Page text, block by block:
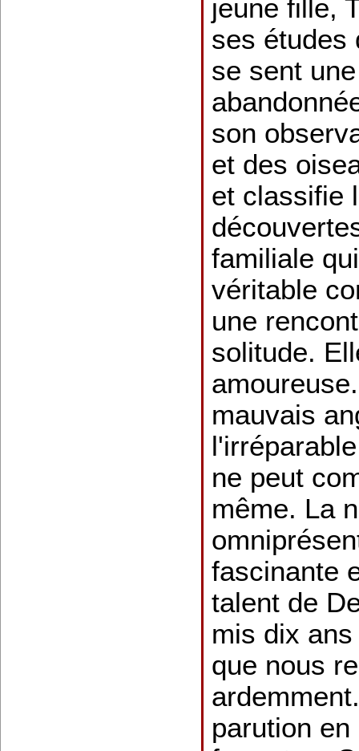
jeune fille,
ses études
se sent
son
et des
et classifie
familiale
véritable
une
solitude.
mauvais
ne peut
même. La
fascinante
talent de
mis dix
que nous
parution